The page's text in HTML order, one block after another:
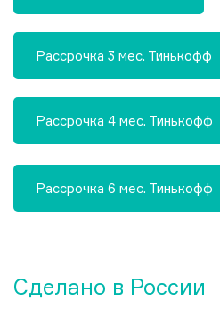
Сделано в России
Рассрочка 3 мес. Тинькофф
Рассрочка 4 мес. Тинькофф
Рассрочка 6 мес. Тинькофф